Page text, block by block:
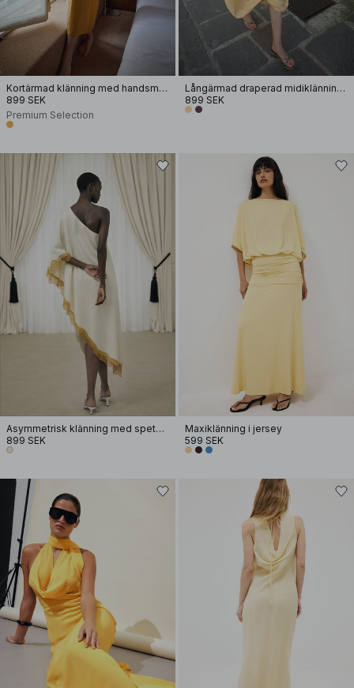
Kortärmad klänning med handsmock
899 SEK
Premium Selection
Långärmad draperad midiklänning med öppen rygg
899 SEK
Asymmetrisk klänning med spetskant
899 SEK
Maxiklänning i jersey
599 SEK